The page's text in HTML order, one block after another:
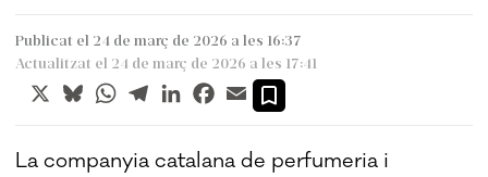
Publicat el 24 de març de 2026 a les 16:37
Actualitzat el 24 de març de 2026 a les 17:41
X BlueskyWhatsApp
TelegramLinkedInFacebook
Email
La companyia catalana de perfumeria i